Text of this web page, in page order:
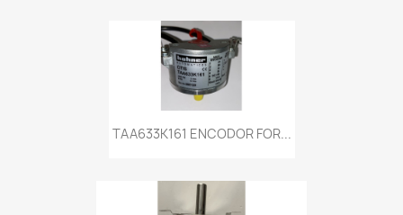
TAA633K161 ENCODOR FOR...